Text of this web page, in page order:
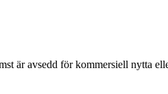
är avsedd för kommersiell nytta